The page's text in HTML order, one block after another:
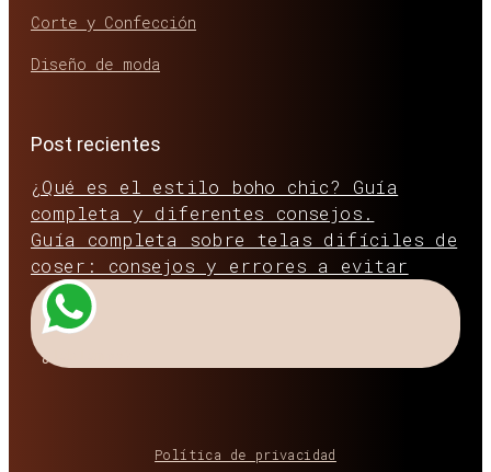
Corte y Confección
Diseño de moda
Post recientes
¿Qué es el estilo boho chic? Guía
completa y diferentes consejos.
Guía completa sobre telas difíciles de
coser: consejos y errores a evitar
¿Hablamos?
Política de privacidad